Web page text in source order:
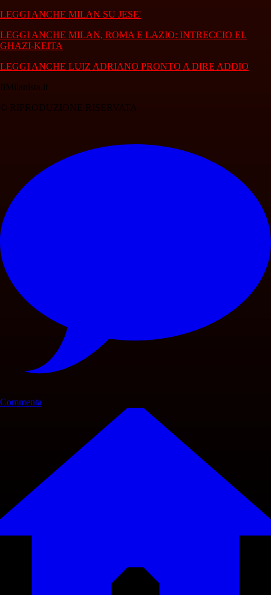
LEGGI ANCHE MILAN SU JESE'
LEGGI ANCHE MILAN, ROMA E LAZIO: INTRECCIO EL
GHAZI-KEITA
LEGGI ANCHE LUIZ ADRIANO PRONTO A DIRE ADDIO
IlMilanista.it
© RIPRODUZIONE RISERVATA
Commenta